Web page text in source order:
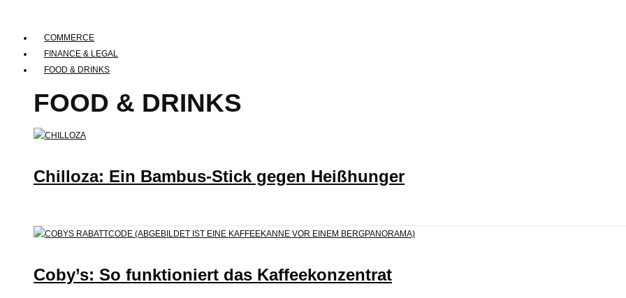
COMMERCE
FINANCE & LEGAL
FOOD & DRINKS
FOOD & DRINKS
Chilloza: Ein Bambus-Stick gegen Heißhunger
Coby’s: So funktioniert das Kaffeekonzentrat